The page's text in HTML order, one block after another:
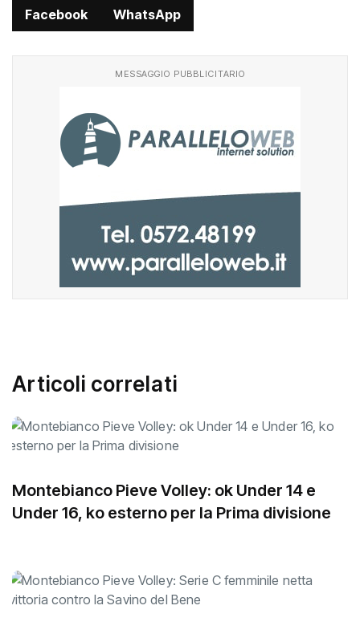
Facebook WhatsApp
MESSAGGIO PUBBLICITARIO
Articoli correlati
Montebianco Pieve Volley: ok Under 14 e
Under 16, ko esterno per la Prima divisione